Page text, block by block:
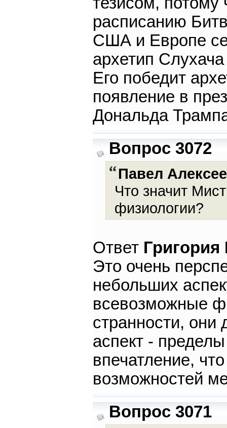
расписанию
США и Европе
архетип
Его победит
появление в
Дональда
Вопрос 3072
Павел
Что значит
физиологии?
Ответ
Это очень
небольших
всевозможные
странности, они
аспект -
впечатление,
возможностей
Вопрос 3071